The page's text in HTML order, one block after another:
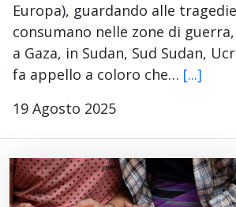
Europa), guardando alle
consumano nelle zone di
a Gaza, in Sudan, Sud Sudan,
fa appello a coloro che… [...]
19 Agosto 2025